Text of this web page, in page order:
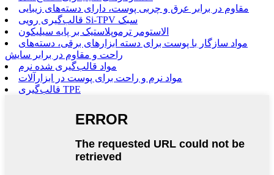
مقاوم در برابر عرق و چربی پوست، دارای دسته‌های زیبایی
قالب‌گیری رویی Si-TPV سبک
الاستومر ترموپلاستیک بر پایه سیلیکون
مواد سازگار با پوست برای دسته ابزارهای برقی، دسته‌های
راحت و مقاوم در برابر سایش
مواد قالب‌گیری شده نرم
مواد نرم و راحت برای پوست در ابزارآلات
قالب‌گیری TPE